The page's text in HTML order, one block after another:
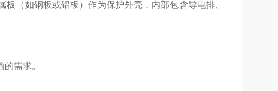
板（如钢板或铝板）作为保护外壳，内部包含导电排、
需求。